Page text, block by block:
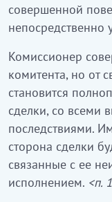
совершенной
непосредственно
Комиссионер
комитента, но от
становится
сделки, со всеми
последствиями.
сторона сделки
связанные с ее
исполнением. <п.